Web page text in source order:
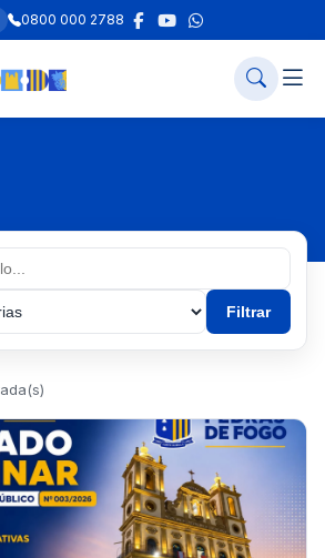
0800 000 2788
Filtrar